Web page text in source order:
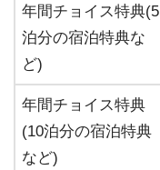
年間チョイス特典(5
泊分の宿泊特典な
ど)
年間チョイス特典
(10泊分の宿泊特典
など)